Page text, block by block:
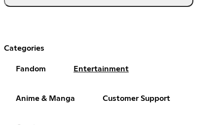
Categories
Fandom Entertainment
Anime & Manga Customer Support